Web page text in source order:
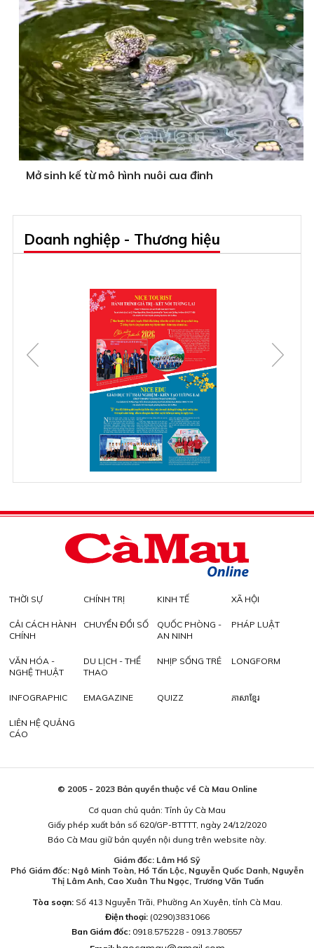
Mở sinh kế từ mô hình nuôi cua đinh
Doanh nghiệp - Thương hiệu
THỜI SỰ CHÍNH TRỊ KINH TẾ XÃ HỘI
CẢI CÁCH HÀNH
CHÍNH
CHUYỂN ĐỔI SỐ
QUỐC PHÒNG -
AN NINH
PHÁP LUẬT
VĂN HÓA -
NGHỆ THUẬT
DU LỊCH - THỂ
THAO
NHỊP SỐNG TRẺ LONGFORM
INFOGRAPHIC EMAGAZINE QUIZZ ភាសាខ្មែរ
LIÊN HỆ QUẢNG
CÁO
© 2005 - 2023 Bản quyền thuộc về Cà Mau Online
Cơ quan chủ quản: Tỉnh ủy Cà Mau
Giấy phép xuất bản số 620/GP-BTTTT, ngày 24/12/2020
Báo Cà Mau giữ bản quyền nội dung trên website này.
Giám đốc: Lâm Hồ Sỹ
Phó Giám đốc: Ngô Minh Toàn, Hồ Tấn Lộc, Nguyễn Quốc Danh, Nguyễn
Thị Lâm Anh, Cao Xuân Thu Ngọc, Trương Văn Tuấn
Tòa soạn:Số 413 Nguyễn Trãi, Phường An Xuyên, tỉnh Cà Mau.
Điện thoại: (0290)3831066
Ban Giám đốc: 0918.575228 - 0913.780557